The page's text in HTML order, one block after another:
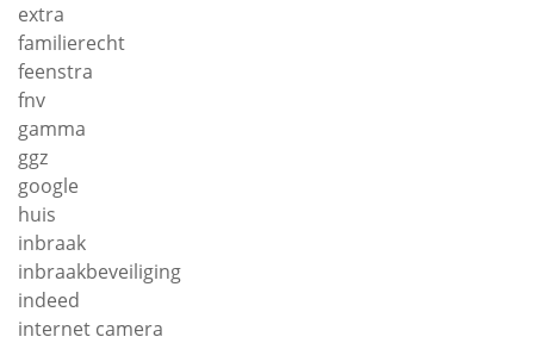
extra
familierecht
feenstra
fnv
gamma
ggz
google
huis
inbraak
inbraakbeveiliging
indeed
internet camera